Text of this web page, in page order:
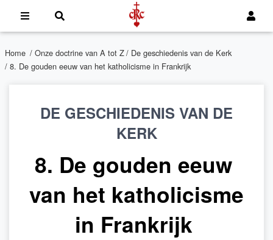
Home / Onze doctrine van A tot Z/ De geschiedenis van de Kerk
/ 8. De gouden eeuw van het katholicisme in Frankrijk
DE GESCHIEDENIS VAN DE
KERK
8. De gouden eeuw
van het katholicisme
in Frankrijk